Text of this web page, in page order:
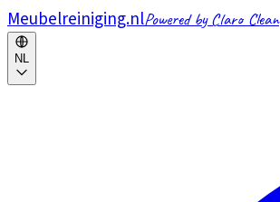
Meubelreiniging.nlPowered by Claro Clean
NL